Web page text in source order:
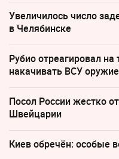
Увеличилось число
в Челябинске
Рубио отреагировал на
накачивать ВСУ
Посол России жестко
Швейцарии
Киев обречён: особые